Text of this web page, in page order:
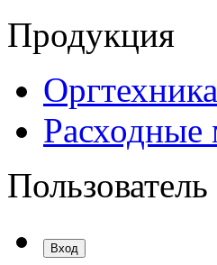
Продукция
Расходные
Пользователь
Вход